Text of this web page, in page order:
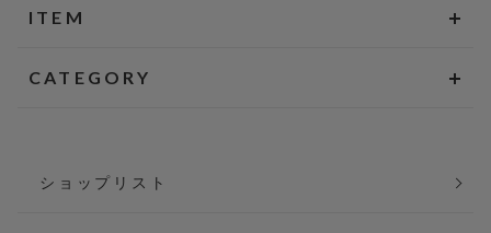
ITEM
CATEGORY
ショップリスト